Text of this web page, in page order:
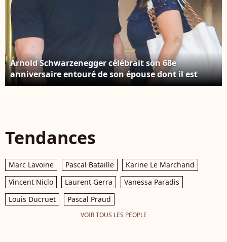
Arnold Schwarzenegger célébrait son 68e
anniversaire entouré de son épouse dont il est
séparé Maria Shriver, ainsi que ses quatre enfants,
Tendances
Marc Lavoine Pascal Bataille
Karine Le Marchand
Vincent Niclo
Laurent Gerra
Vanessa Paradis
Louis Ducruet
Pascal Praud
VOIR TOUS LES PEOPLE